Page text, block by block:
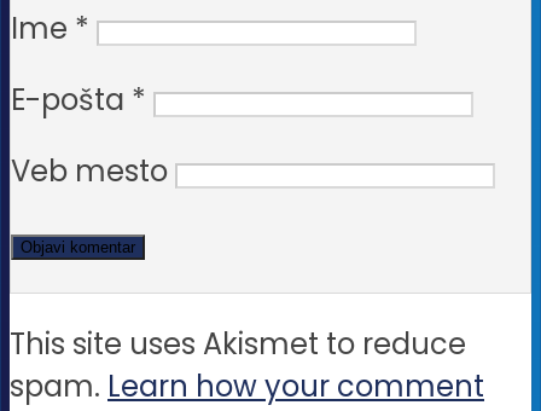
Ime *
E-pošta *
Veb mesto
This site uses Akismet to reduce
spam. Learn how your comment